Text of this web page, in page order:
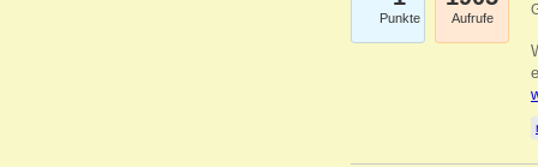
Punkte Aufrufe